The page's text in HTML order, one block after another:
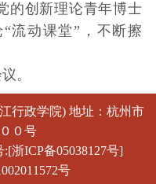
的创新理论青年博士
流动课堂”，不断擦
。
行政学院) 地址：杭州市
０号
浙ICP备05038127号]
号